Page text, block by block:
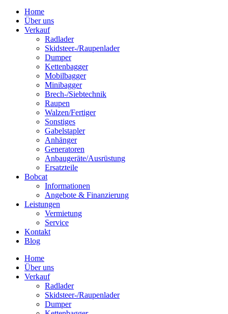
Home
Über uns
Verkauf
Radlader
Skidsteer-/Raupenlader
Dumper
Kettenbagger
Mobilbagger
Minibagger
Brech-/Siebtechnik
Raupen
Walzen/Fertiger
Sonstiges
Gabelstapler
Anhänger
Generatoren
Anbaugeräte/Ausrüstung
Ersatzteile
Bobcat
Informationen
Angebote & Finanzierung
Leistungen
Vermietung
Service
Kontakt
Blog
Home
Über uns
Verkauf
Radlader
Skidsteer-/Raupenlader
Dumper